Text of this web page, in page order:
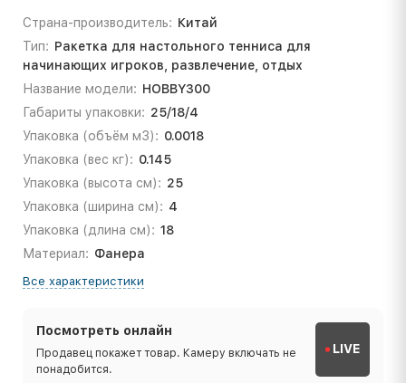
Страна-производитель: Китай
Тип: Ракетка для настольного тенниса для
начинающих игроков, развлечение, отдых
Название модели: HOBBY300
Габариты упаковки: 25/18/4
Упаковка (объём м3): 0.0018
Упаковка (вес кг): 0.145
Упаковка (высота см): 25
Упаковка (ширина см): 4
Упаковка (длина см): 18
Материал: Фанера
Все характеристики
Посмотреть онлайн
Продавец покажет товар. Камеру включать не
понадобится.
LIVE